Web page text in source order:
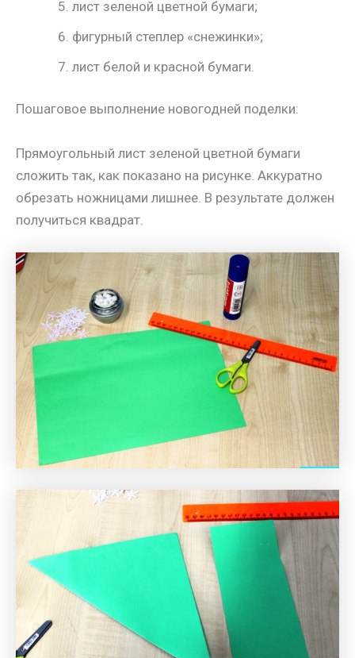
лист зеленой цветной бумаги;
фигурный степлер «снежинки»;
лист белой и красной бумаги.
Пошаговое выполнение новогодней поделки:
Прямоугольный лист зеленой цветной бумаги
сложить так, как показано на рисунке. Аккуратно
обрезать ножницами лишнее. В результате должен
получиться квадрат.